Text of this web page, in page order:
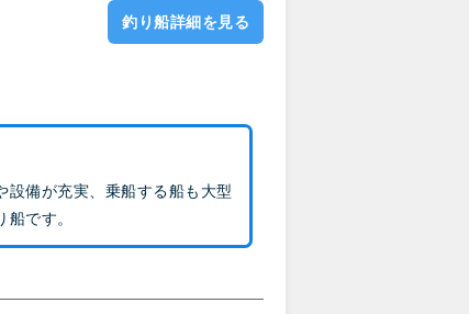
釣り船詳細を見る
設備が充実、乗船する船も大型
です。